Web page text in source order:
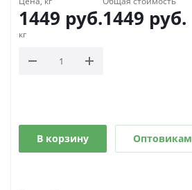
1449 руб.1449 руб.
кг
В корзину Оптовикам